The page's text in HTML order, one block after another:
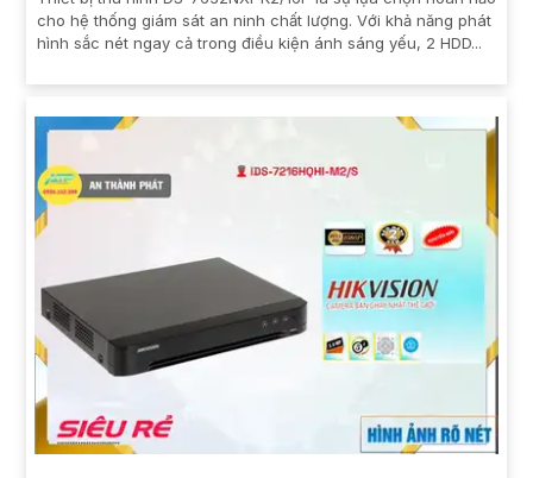
cho hệ thống giám sát an ninh chất lượng. Với khả năng phát
hình sắc nét ngay cả trong điều kiện ánh sáng yếu, 2 HDD...